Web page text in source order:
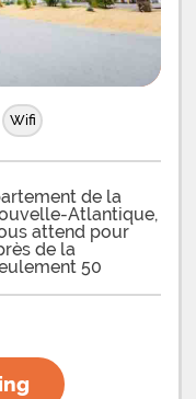
Wifi
de la
Atlantique,
attend pour
de la
50
les pieds
des cabanes
et télévision
de 2 ou
6 vacanciers,